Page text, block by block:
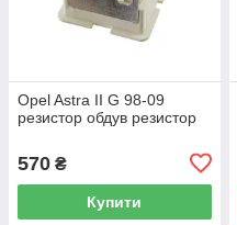
Opel Astra II G 98-09
резистор обдув резистор
570 ₴
Купити